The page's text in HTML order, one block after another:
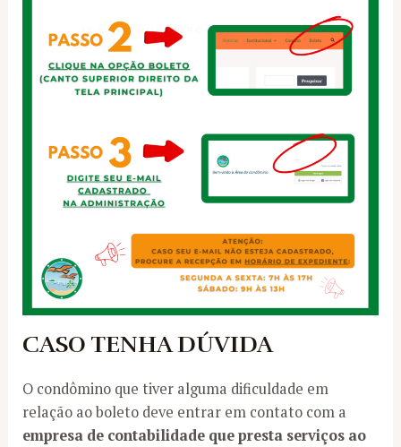
CASO TENHA DÚVIDA
O condômino que tiver alguma dificuldade em
relação ao boleto deve entrar em contato com a
empresa de contabilidade que presta serviços ao